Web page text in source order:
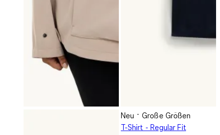
Neu
Große Größen
T-Shirt - Regular Fit